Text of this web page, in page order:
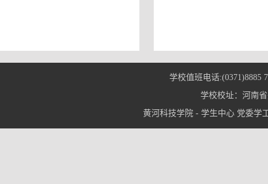
学校值班电话:(0371)8885
学校校址：河南
黄河科技学院 - 学生中心 党委学